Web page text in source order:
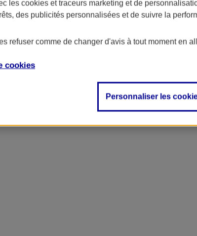
les cookies et traceurs marketing et de
des publicités personnalisées et de suivre la
refuser comme de changer d'avis à tout moment en
cookies
Personnaliser les